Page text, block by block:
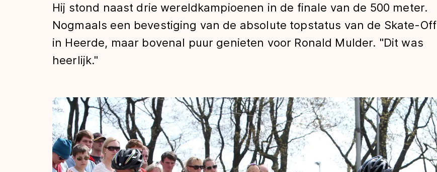
Tijden & historie
De weg op
Olympische Spelen
Hij stond naast drie wereldkampioenen in de finale van de 500 meter.
Nogmaals een bevestiging van de absolute topstatus van de Skate-Off
in Heerde, maar bovenal puur genieten voor Ronald Mulder. "Dit was
heerlijk."